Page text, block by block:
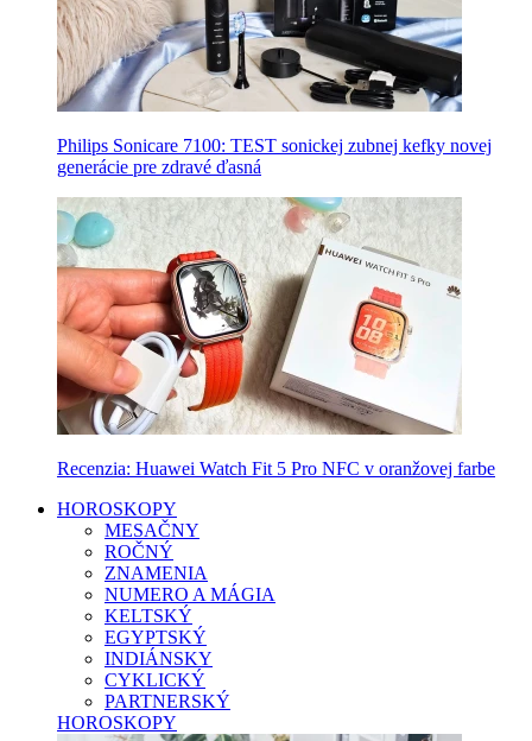
Philips Sonicare 7100: TEST sonickej zubnej kefky novej
generácie pre zdravé ďasná
Recenzia: Huawei Watch Fit 5 Pro NFC v oranžovej farbe
HOROSKOPY
MESAČNY
ROČNÝ
ZNAMENIA
NUMERO A MÁGIA
KELTSKÝ
EGYPTSKÝ
INDIÁNSKY
CYKLICKÝ
PARTNERSKÝ
HOROSKOPY